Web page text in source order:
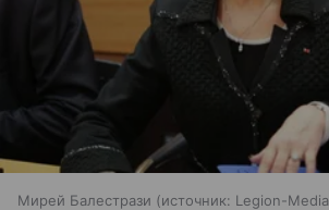
Мирей Балестрази источник: Legion-Media